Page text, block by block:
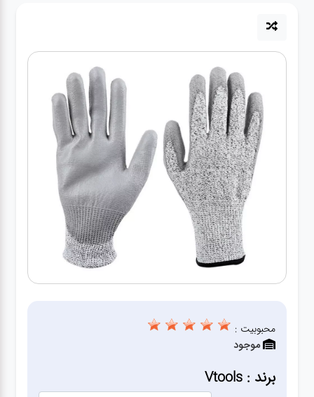
محصولات
ابزار
دستی
شارژی
ژنراتور
محبوبیت :
موجود
برند : Vtools